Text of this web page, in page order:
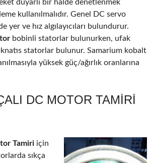
duyarlı bir halde denetlenmek
kullanılmalıdır. Genel DC servo
yer ve hız algılayıcıları bulundurur.
bobinli statorlar bulunurken, ufak
statorlar bulunur. Samarium kobalt
yüksek güç/ağırlık oranlarına
DC MOTOR TAMIRI
Tamiri için
sıkça